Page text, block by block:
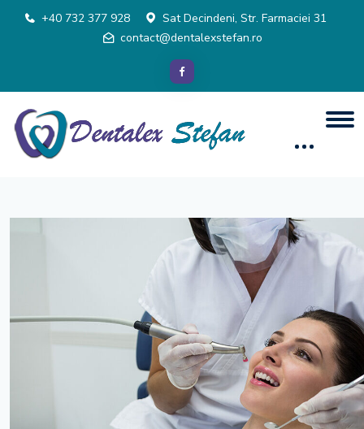
+40 732 377 928
Sat Decindeni, Str. Farmaciei 31
contact@dentalexstefan.ro